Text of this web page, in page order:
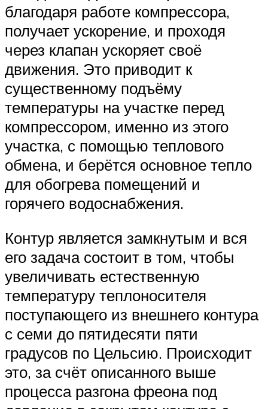
благодаря работе компрессора,
получает ускорение, и проходя
через клапан ускоряет своё
движения. Это приводит к
существенному подъёму
температуры на участке перед
компрессором, именно из этого
участка, с помощью теплового
обмена, и берётся основное тепло
для обогрева помещений и
горячего водоснабжения.
Контур является замкнутым и вся
его задача состоит в том, чтобы
увеличивать естественную
температуру теплоносителя
поступающего из внешнего контура
с семи до пятидесяти пяти
градусов по Цельсию. Происходит
это, за счёт описанного выше
процесса разгона фреона под